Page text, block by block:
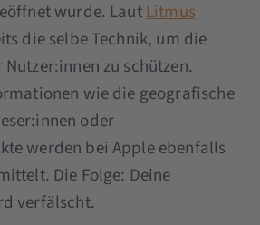
wurde. LautLitmus
die selbe Technik, um die
zu schützen.
wie die geografische
oder
werden bei Apple ebenfalls
Die Folge: Deine
verfälscht.